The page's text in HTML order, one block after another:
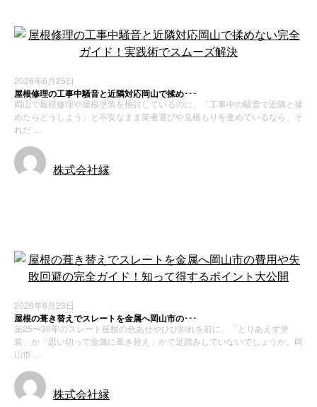
2026年6月25日
屋根修理の工事中騒音と近隣対応岡山で揉め･･･
岡山で屋根修理や屋根塗装を検討しているのに、「工事中の騒音で近隣と揉
めたらどうしよう」と不安なまま業者選びや見積もりを進めているなら、そ
れだ …
株式会社縁
2026年6月23日
屋根の葺き替えでスレートを金属へ岡山市の･･･
築25〜30年のスレート屋根の色あせやひび割れを前に、「とりあえず塗
装」か「思い切って金属に葺き替え」かで足踏みしていないでしょうか。岡
山市 …
株式会社縁